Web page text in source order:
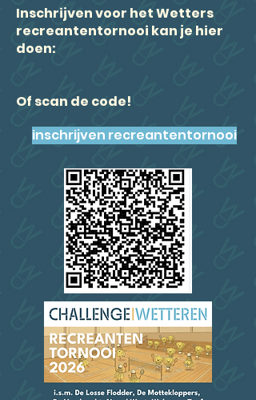
Inschrijven voor het Wetters
recreantentornooi kan je hier
doen:
Of scan de code!
inschrijven recreantentornooi